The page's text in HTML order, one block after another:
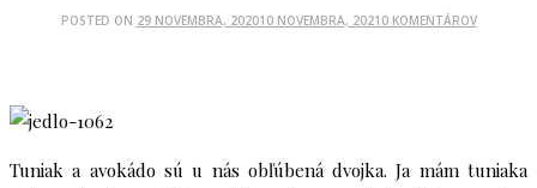
POSTED ON 29 NOVEMBRA, 202010 NOVEMBRA, 2021 0 KOMENTÁROV
Tuniak a avokádo sú u nás obľúbená dvojka. Ja mám tuniaka